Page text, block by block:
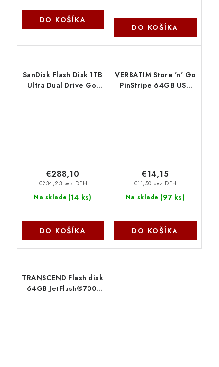
DO KOŠÍKA
DO KOŠÍKA
SanDisk Flash Disk 1TB
Ultra Dual Drive Go,
Na sklade (14 ks)
€234,23 bez DPH
€288,10
DO KOŠÍKA
VERBATIM Store 'n' Go
PinStripe 64GB USB
Na sklade (97 ks)
€11,50 bez DPH
€14,15
DO KOŠÍKA
TRANSCEND Flash disk
64GB JetFlash®700,